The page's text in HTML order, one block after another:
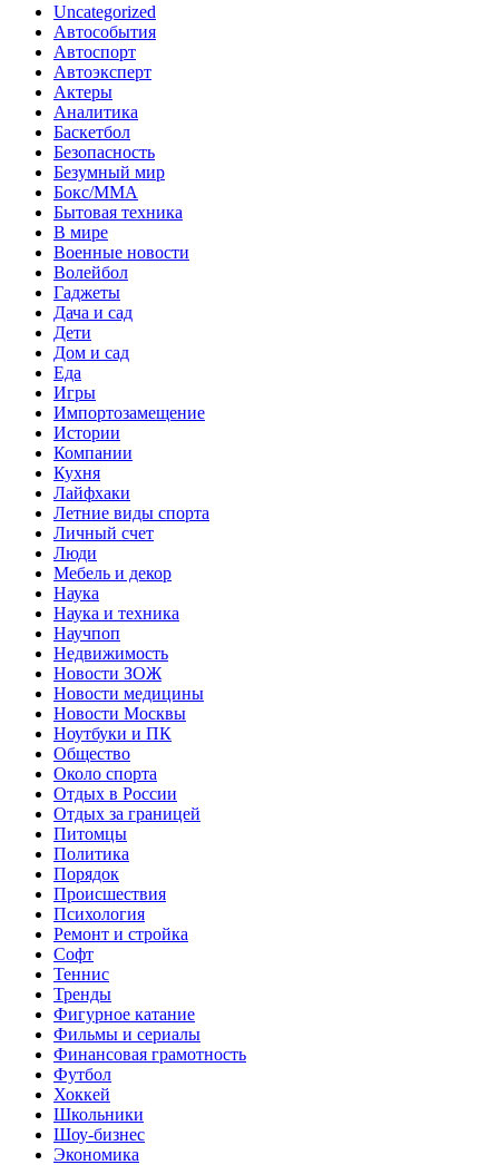
Uncategorized
Автособытия
Автоспорт
Автоэксперт
Актеры
Аналитика
Баскетбол
Безопасность
Безумный мир
Бокс/MMA
Бытовая техника
В мире
Военные новости
Волейбол
Гаджеты
Дача и сад
Дети
Дом и сад
Еда
Игры
Импортозамещение
Истории
Компании
Кухня
Лайфхаки
Летние виды спорта
Личный счет
Люди
Мебель и декор
Наука
Наука и техника
Научпоп
Недвижимость
Новости ЗОЖ
Новости медицины
Новости Москвы
Ноутбуки и ПК
Общество
Около спорта
Отдых в России
Отдых за границей
Питомцы
Политика
Порядок
Происшествия
Психология
Ремонт и стройка
Софт
Теннис
Тренды
Фигурное катание
Фильмы и сериалы
Финансовая грамотность
Футбол
Хоккей
Школьники
Шоу-бизнес
Экономика